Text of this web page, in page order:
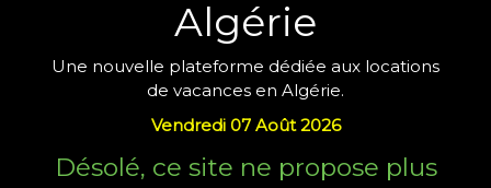
Algérie
Une nouvelle plateforme dédiée aux locations
de vacances en Algérie.
Vendredi 07 Août 2026
Désolé, ce site ne propose plus